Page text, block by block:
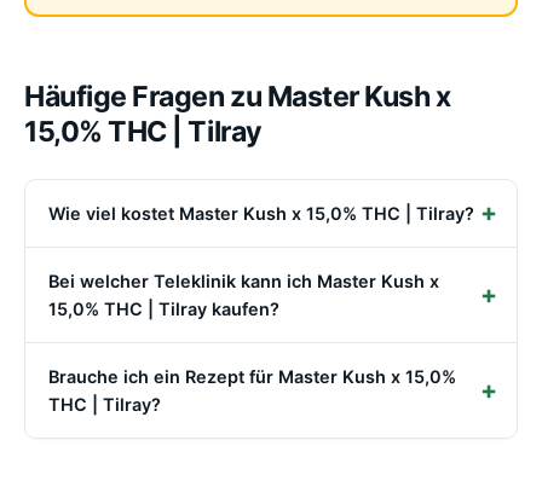
Häufige Fragen zu Master Kush x
15,0% THC | Tilray
Wie viel kostet Master Kush x 15,0% THC | Tilray?
Bei welcher Teleklinik kann ich Master Kush x
15,0% THC | Tilray kaufen?
Brauche ich ein Rezept für Master Kush x 15,0%
THC | Tilray?